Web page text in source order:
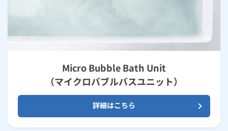
Micro Bubble Bath Unit
（マイクロバブルバスユニット）
詳細はこちら